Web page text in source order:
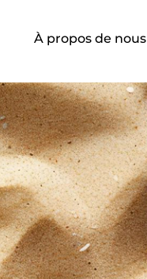
À propos de nous